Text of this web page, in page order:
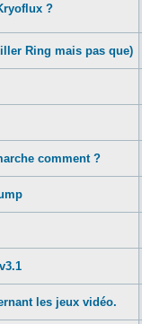
?
Ring mais pas que)
comment ?
les jeux vidéo.